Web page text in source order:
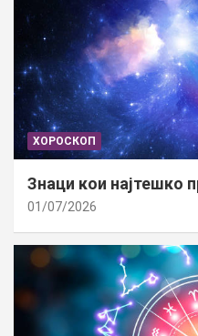
ХОРОСКОП
Знаци кои најтешко
01/07/2026